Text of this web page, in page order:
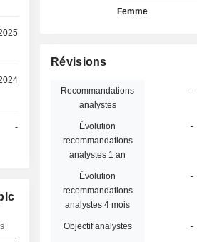
-
Femme
Révisions
Recommandations
analystes
-
Évolution
recommandations
analystes 1 an
-
Évolution
recommandations
analystes 4 mois
-
Objectif analystes -